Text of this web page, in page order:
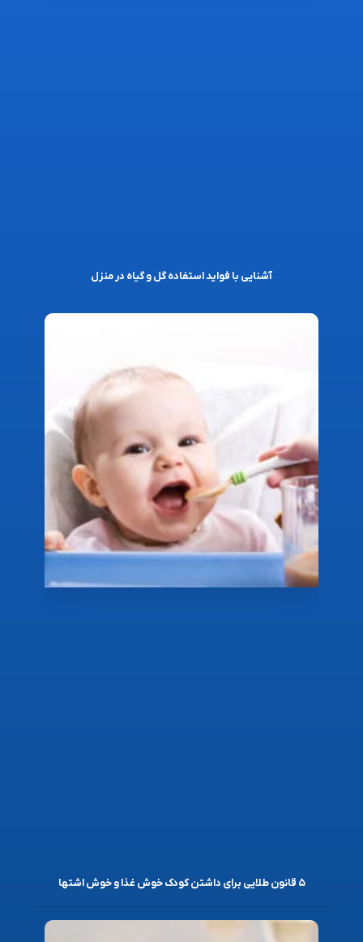
آشنایی با فواید استفاده گل و گیاه در منزل
۵ قانون طلایی برای داشتن کودک خوش غذا و خوش اشتها